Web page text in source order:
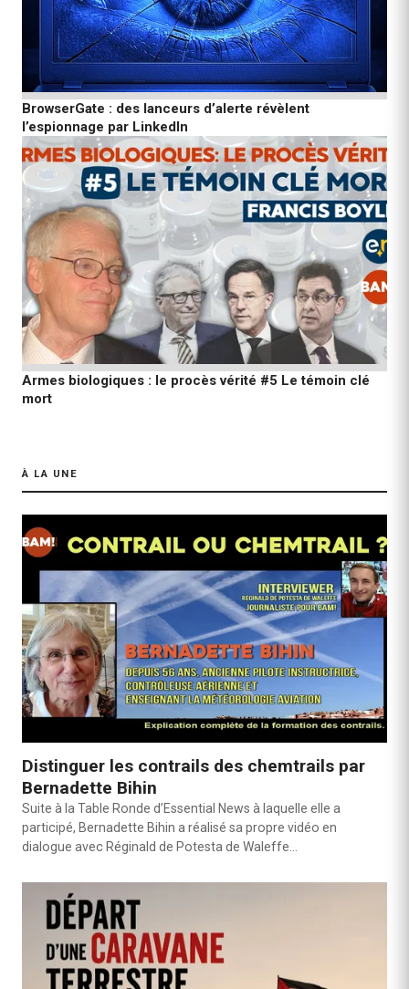
BrowserGate : des lanceurs d’alerte révèlent
l’espionnage par LinkedIn
Armes biologiques : le procès vérité #5 Le témoin clé
mort
À LA UNE
Distinguer les contrails des chemtrails par
Bernadette Bihin
Suite à la Table Ronde d’Essential News à laquelle elle a
participé, Bernadette Bihin a réalisé sa propre vidéo en
dialogue avec Réginald de Potesta de Waleffe…